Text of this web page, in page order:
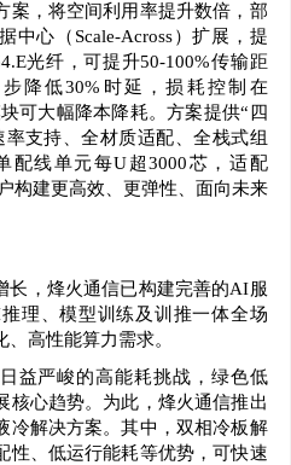
案，将空间利用率提升数倍，部
中心（Scale-Across）扩展，提
光纤，可提升50-100%传输距
降低30%时延，损耗控制在
可大幅降本降耗。方案提供“四
支持、全材质适配、全栈式组
配线单元每U超3000芯，适配
构建更高效、更弹性、面向未来
长，烽火通信已构建完善的AI服
理、模型训练及训推一体全场
高性能算力需求。
益严峻的高能耗挑战，绿色低
核心趋势。为此，烽火通信推出
冷解决方案。其中，双相冷板解
性、低运行能耗等优势，可快速